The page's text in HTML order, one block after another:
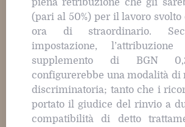
piena retribuzione che gli
(pari al 50%) per il lavoro svolto
ora di straordinario.
impostazione,
supplemento di BGN
configurerebbe una modalità di
discriminatoria; tanto che i
portato il giudice del rinvio a
compatibilità di detto